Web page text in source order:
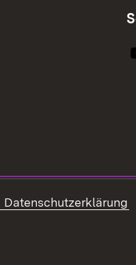
Datenschutzerklärung